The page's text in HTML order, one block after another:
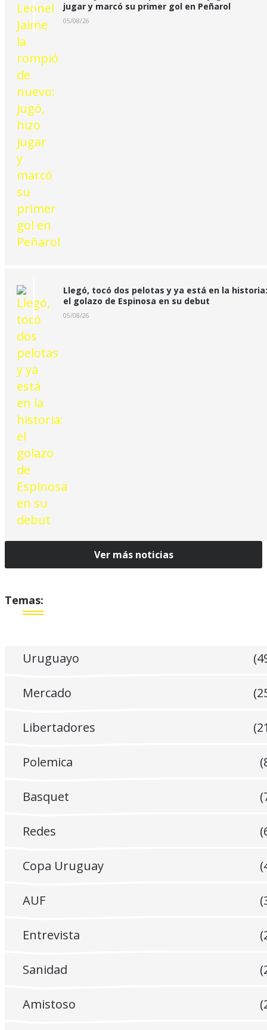
jugar y marcó su primer gol en Peñarol
05/08/26
Llegó, tocó dos pelotas y ya está en la historia:
el golazo de Espinosa en su debut
05/08/26
Ver más noticias
Temas:
Uruguayo
Mercado
Libertadores
Polemica
Basquet
Redes
Copa Uruguay
AUF
Entrevista
Sanidad
Amistoso